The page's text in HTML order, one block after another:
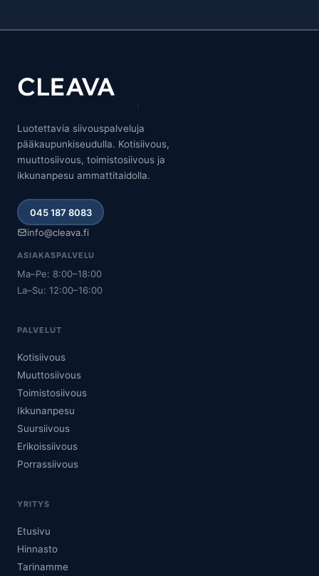
Luotettavia siivouspalveluja
pääkaupunkiseudulla. Kotisiivous,
muuttosiivous, toimistosiivous ja
ikkunanpesu ammattitaidolla.
045 187 8083
info@cleava.fi
ASIAKASPALVELU
Ma–Pe: 8:00–18:00
La–Su: 12:00–16:00
PALVELUT
Kotisiivous
Muuttosiivous
Toimistosiivous
Ikkunanpesu
Suursiivous
Erikoissiivous
Porrassiivous
YRITYS
Etusivu
Hinnasto
Tarinamme